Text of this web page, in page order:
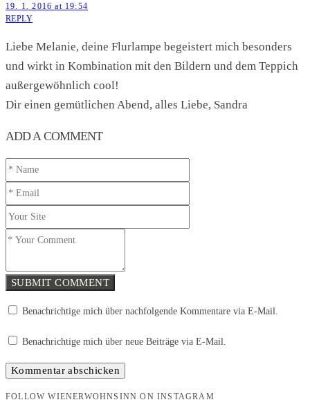
19. 1. 2016 at 19:54
REPLY
Liebe Melanie, deine Flurlampe begeistert mich besonders
und wirkt in Kombination mit den Bildern und dem Teppich
außergewöhnlich cool!
Dir einen gemütlichen Abend, alles Liebe, Sandra
ADD A COMMENT
SUBMIT COMMENT
Benachrichtige mich über nachfolgende Kommentare via E-Mail.
Benachrichtige mich über neue Beiträge via E-Mail.
FOLLOW WIENERWOHNSINN ON INSTAGRAM